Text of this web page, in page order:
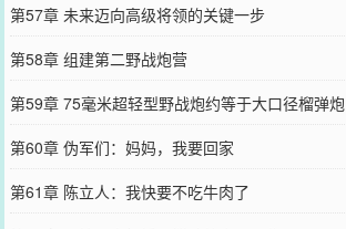
第57章 未来迈向高级将领的关键一步
第58章 组建第二野战炮营
第59章 75毫米超轻型野战炮约等于大口径榴弹炮
第60章 伪军们：妈妈，我要回家
第61章 陈立人：我快要不吃牛肉了